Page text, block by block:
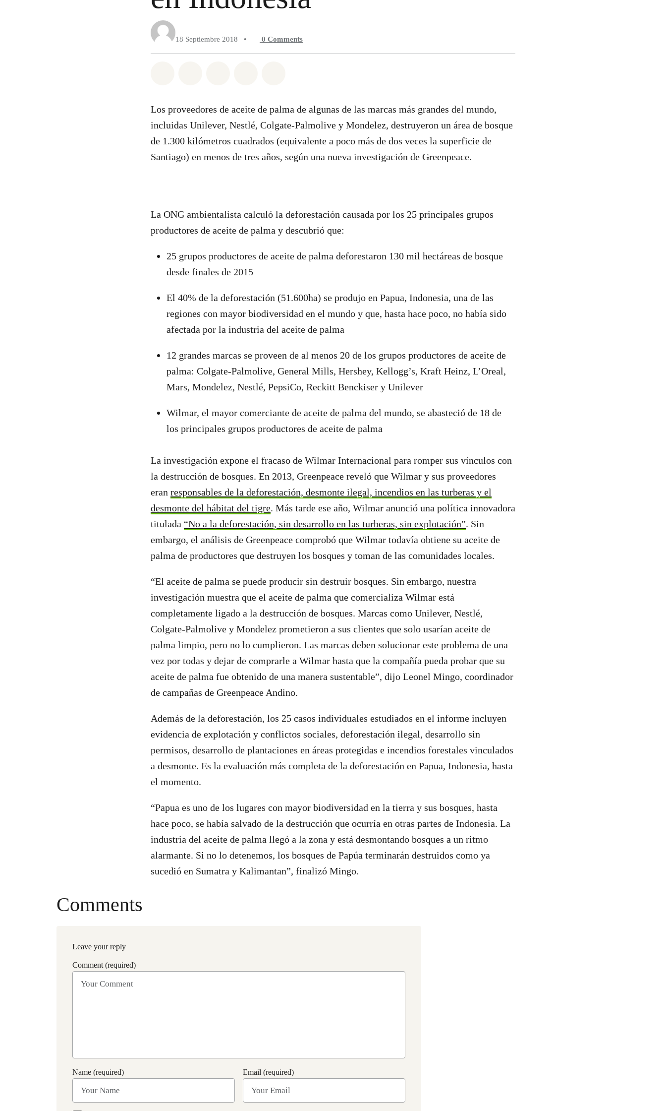
18 Septiembre 2018 • 0 Comments
Los proveedores de aceite de palma de algunas de las marcas más grandes del mundo,
incluidas Unilever, Nestlé, Colgate-Palmolive y Mondelez, destruyeron un área de bosque
de 1.300 kilómetros cuadrados (equivalente a poco más de dos veces la superficie de
Santiago) en menos de tres años, según una nueva investigación de Greenpeace.
La ONG ambientalista calculó la deforestación causada por los 25 principales grupos
productores de aceite de palma y descubrió que:
25 grupos productores de aceite de palma deforestaron 130 mil hectáreas de bosque
desde finales de 2015
El 40% de la deforestación (51.600ha) se produjo en Papua, Indonesia, una de las
regiones con mayor biodiversidad en el mundo y que, hasta hace poco, no había sido
afectada por la industria del aceite de palma
12 grandes marcas se proveen de al menos 20 de los grupos productores de aceite de
palma: Colgate-Palmolive, General Mills, Hershey, Kellogg’s, Kraft Heinz, L’Oreal,
Mars, Mondelez, Nestlé, PepsiCo, Reckitt Benckiser y Unilever
Wilmar, el mayor comerciante de aceite de palma del mundo, se abasteció de 18 de
los principales grupos productores de aceite de palma
La investigación expone el fracaso de Wilmar Internacional para romper sus vínculos con
la destrucción de bosques. En 2013, Greenpeace reveló que Wilmar y sus proveedores
eran responsables de la deforestación, desmonte ilegal, incendios en las turberas y el
desmonte del hábitat del tigre. Más tarde ese año, Wilmar anunció una política innovadora
titulada “No a la deforestación, sin desarrollo en las turberas, sin explotación”. Sin
embargo, el análisis de Greenpeace comprobó que Wilmar todavía obtiene su aceite de
palma de productores que destruyen los bosques y toman de las comunidades locales.
“El aceite de palma se puede producir sin destruir bosques. Sin embargo, nuestra
investigación muestra que el aceite de palma que comercializa Wilmar está
completamente ligado a la destrucción de bosques. Marcas como Unilever, Nestlé,
Colgate-Palmolive y Mondelez prometieron a sus clientes que solo usarían aceite de
palma limpio, pero no lo cumplieron. Las marcas deben solucionar este problema de una
vez por todas y dejar de comprarle a Wilmar hasta que la compañía pueda probar que su
aceite de palma fue obtenido de una manera sustentable”, dijo Leonel Mingo, coordinador
de campañas de Greenpeace Andino.
Además de la deforestación, los 25 casos individuales estudiados en el informe incluyen
evidencia de explotación y conflictos sociales, deforestación ilegal, desarrollo sin
permisos, desarrollo de plantaciones en áreas protegidas e incendios forestales vinculados
a desmonte. Es la evaluación más completa de la deforestación en Papua, Indonesia, hasta
el momento.
“Papua es uno de los lugares con mayor biodiversidad en la tierra y sus bosques, hasta
hace poco, se había salvado de la destrucción que ocurría en otras partes de Indonesia. La
industria del aceite de palma llegó a la zona y está desmontando bosques a un ritmo
alarmante. Si no lo detenemos, los bosques de Papúa terminarán destruidos como ya
sucedió en Sumatra y Kalimantan”, finalizó Mingo.
Comments
Leave your reply
Comment (required)
Name (required) Email (required)